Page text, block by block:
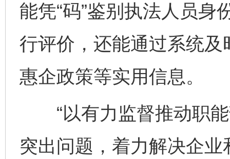
能凭“码”鉴别执法人员
行评价，还能通过系统
惠企政策等实用信息。
“以有力监督推动职能
突出问题，着力解决企